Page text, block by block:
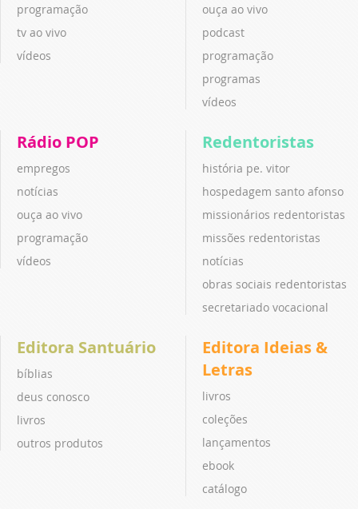
programação
tv ao vivo
vídeos
ouça ao vivo
podcast
programação
programas
vídeos
Rádio POP
empregos
notícias
ouça ao vivo
programação
vídeos
Redentoristas
história pe. vitor
hospedagem santo afonso
missionários redentoristas
missões redentoristas
notícias
obras sociais redentoristas
secretariado vocacional
Editora Santuário
bíblias
deus conosco
livros
outros produtos
Editora Ideias &
Letras
livros
coleções
lançamentos
ebook
catálogo